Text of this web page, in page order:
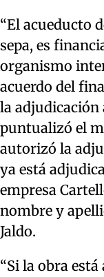
“El acueducto
sepa, es
organismo
acuerdo del
la adjudicación
puntualizó el
autorizó la
ya está
empresa
nombre y
Jaldo.
“Si la obra